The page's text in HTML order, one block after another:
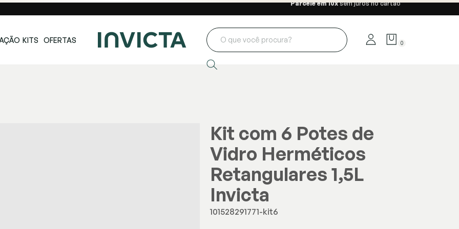
e Centro-
Loja oficialInvicta® no Brasil Parcele em 10xsem juros no cartão
KITS OFERTAS 0
Kit com 6 Potes de
Vidro Herméticos
Retangulares 1,5L
Invicta
101528291771-kit6